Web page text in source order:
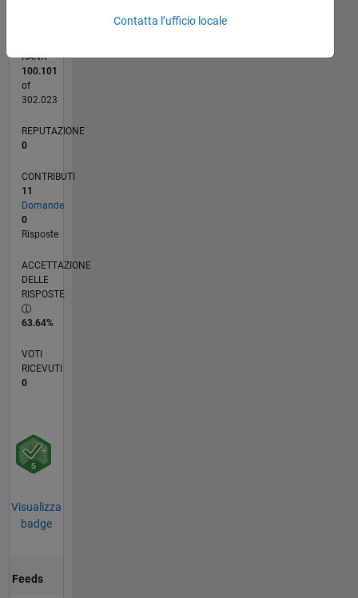
RANK
100.101
of
302.023
REPUTAZIONE
0
CONTRIBUTI
11
Domande
0
Risposte
ACCETTAZIONE
DELLE
RISPOSTE
63.64%
VOTI
RICEVUTI
0
Visualizza
badge
Feeds
Contatta l’ufficio locale